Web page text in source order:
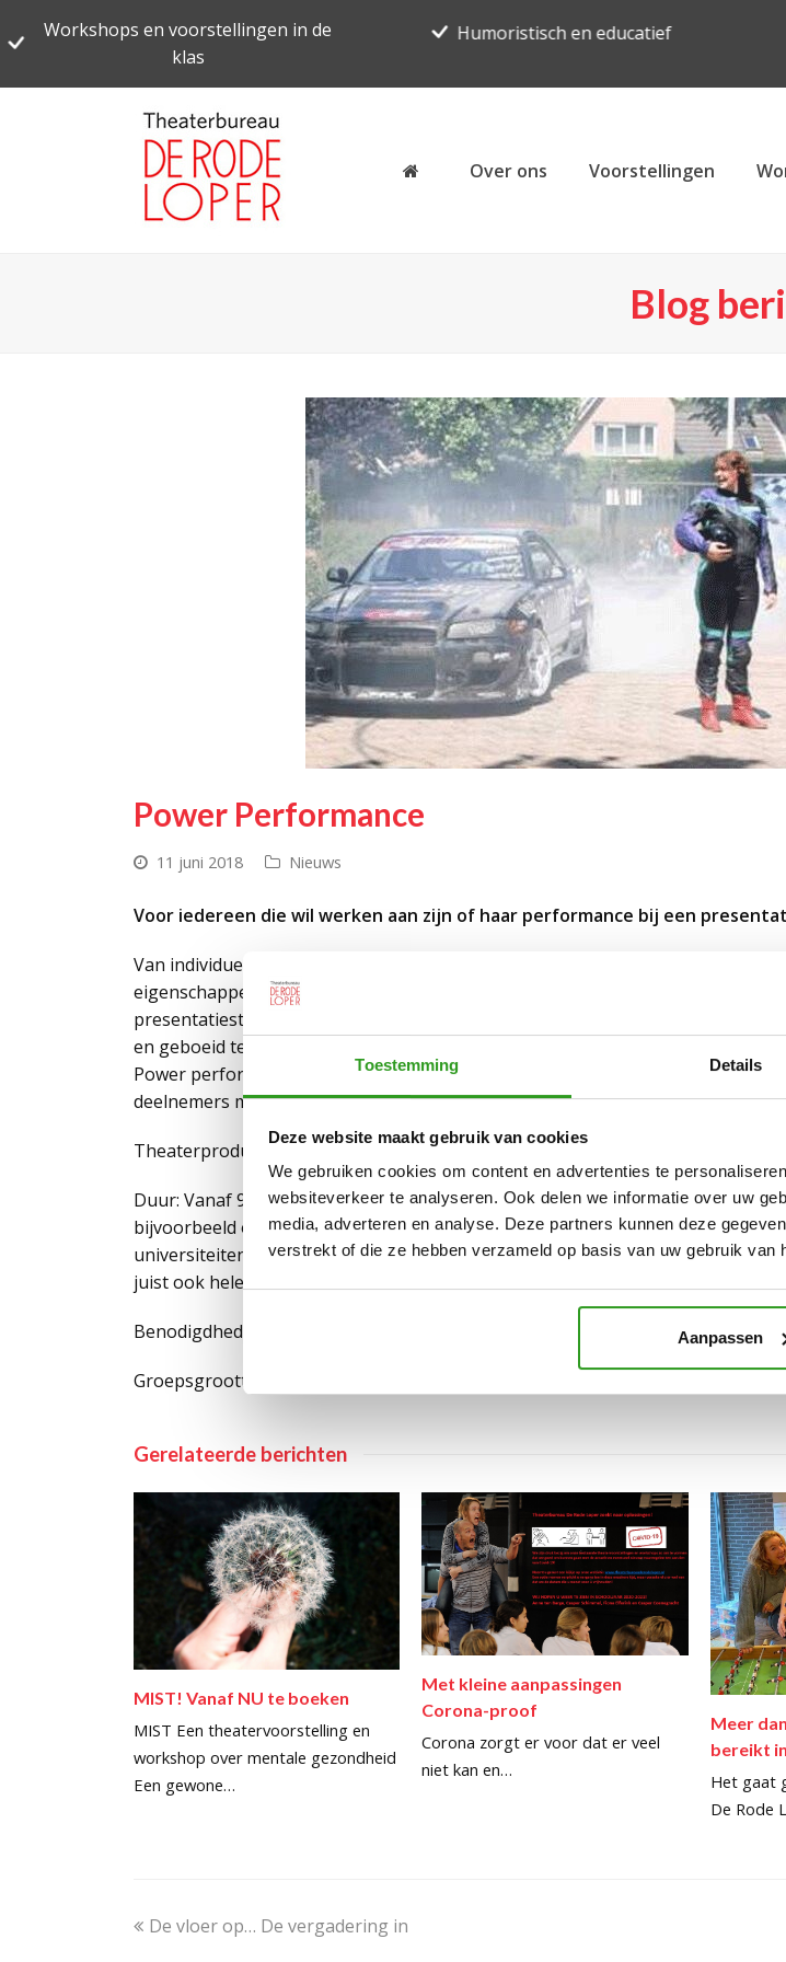
Toestemming Details
Deze website maakt gebruik van cookies
We gebruiken cookies om content en advertenties te
websiteverkeer te analyseren. Ook delen we informatie over uw
media, adverteren en analyse. Deze partners kunnen deze
verstrekt of die ze hebben verzameld op basis van uw gebruik van
Aanpassen
Workshops en voorstellingen in de
klas
Humoristisch en educatief
Over ons Voorstellingen
Blog
Power Performance
11 juni 2018 Nieuws
Voor iedereen die wil werken aan zijn of haar performance bij een
Van individuele coaching tot groepsmatig elkaar bekijken en bespreken. Je
eigenschappen theatraal te gebruiken en in te zetten en ontwikkelt hierdoor
presentatiestijl. Je krijgt in deze workshop handvaten aangeboden om je
en geboeid te houden.
Power performance zorgt voor bewustwording van je persoonlijke presentatie
deelnemers met verschillende presentatie technieken.
Theaterproduct: Workshop.
Duur: Vanaf 90 minuten. De lengte van deze workshop kan enorm variëren. In
bijvoorbeeld ook theatrale presentaties gemaakt samen met deelnemers van
universiteiten. Hierbij gaat het dus niet alleen om jezelf presenteren in het
juist ook hele specifieke presentaties gemaakt.
Benodigdheden: Grote lege ruimte met stroompunt, standaard stopcontact.
Groepsgrootte: Maximaal 15 deelnemers.
Gerelateerde berichten
MIST! Vanaf NU te boeken
MIST Een theatervoorstelling en
workshop over mentale gezondheid
Een gewone…
Met kleine aanpassingen
Corona-proof
Corona zorgt er voor dat er veel
niet kan en…
Meer
bereikt
Het gaat
De Rode
previous
De vloer op… De vergadering in